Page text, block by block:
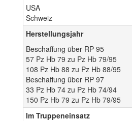
USA
Schweiz
Herstellungsjahr
Beschaffung über RP 95
57 Pz Hb 79 zu Pz Hb 79/95
108 Pz Hb 88 zu Pz Hb 88/95
Beschaffung über RP 97
33 Pz Hb 74 zu Pz Hb 74/94
150 Pz Hb 79 zu Pz Hb 79/95
Im Truppeneinsatz